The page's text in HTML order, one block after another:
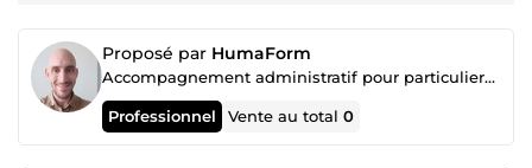
Proposé par HumaForm
Accompagnement administratif pour particuliers, expatriés & indépendants
Professionnel Vente au total0